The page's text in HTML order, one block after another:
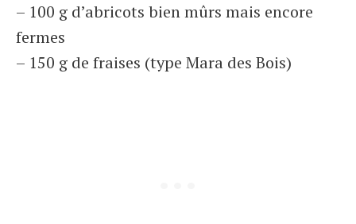
– 100 g d’abricots bien mûrs mais encore
fermes
– 150 g de fraises (type Mara des Bois)